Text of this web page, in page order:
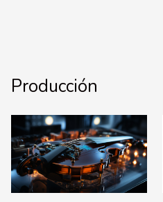
Producción